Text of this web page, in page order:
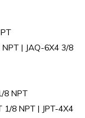
| JAQ-6X4 3/8
8 NPT
8 NPT | JPT-4X4